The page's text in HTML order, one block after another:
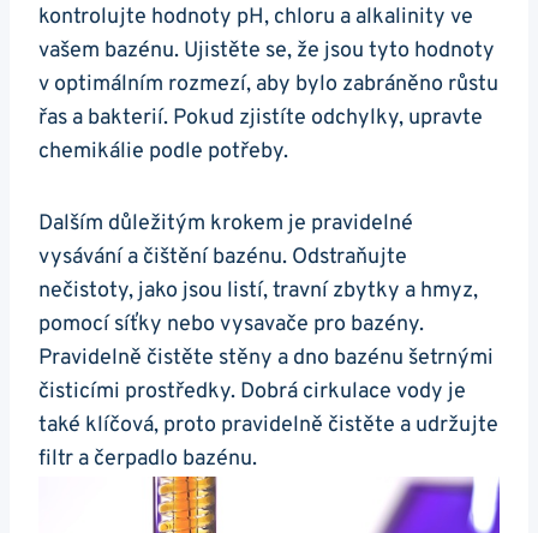
kontrolujte hodnoty pH, chloru a alkalinity ve
vašem bazénu. Ujistěte se, že jsou tyto hodnoty
v optimálním rozmezí, aby bylo zabráněno růstu
řas a bakterií. Pokud zjistíte odchylky, upravte
chemikálie podle potřeby.
Dalším důležitým krokem je pravidelné
vysávání a čištění bazénu. Odstraňujte
nečistoty, jako jsou listí, travní zbytky a hmyz,
pomocí síťky nebo vysavače pro bazény.
Pravidelně čistěte stěny a dno bazénu šetrnými
čisticími prostředky. Dobrá cirkulace vody je
také klíčová, proto pravidelně čistěte a udržujte
filtr a čerpadlo bazénu.